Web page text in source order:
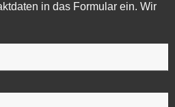
in das Formular ein. Wir